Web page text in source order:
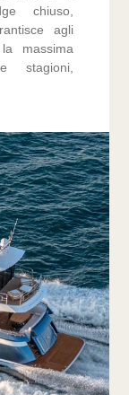
chiuso,
agli
massima